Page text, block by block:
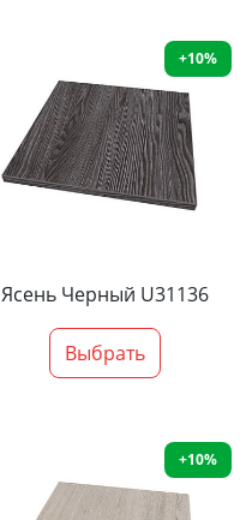
+10%
Ясень Черный U31136
Выбрать
+10%